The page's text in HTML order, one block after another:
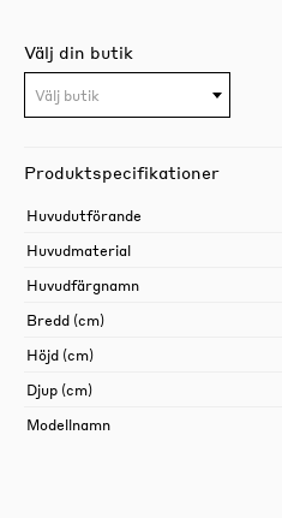
Välj din butik
Välj butik
Produktspecifikationer
Huvudutförande
Huvudmaterial
Huvudfärgnamn
Bredd (cm)
Höjd (cm)
Djup (cm)
Modellnamn